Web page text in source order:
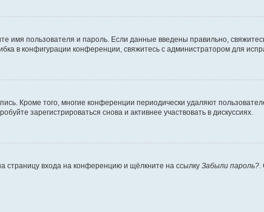
имя пользователя и пароль. Если данные введены правильно,
в конфигурации конференции, свяжитесь с администратором для
Кроме того, многие конференции периодически удаляют
зарегистрироваться снова и активнее участвовать в дискуссиях.
страницу входа на конференцию и щёлкните на ссылку Забыли пароль?